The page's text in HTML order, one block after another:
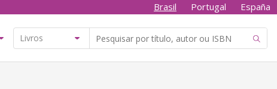
Brasil Portugal España